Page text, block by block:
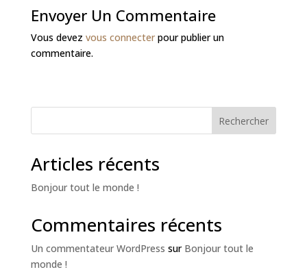
Envoyer Un Commentaire
Vous devez vous connecterpour publier un
commentaire.
Rechercher
Articles récents
Bonjour tout le monde !
Commentaires récents
Un commentateur WordPress sur Bonjour tout le
monde !